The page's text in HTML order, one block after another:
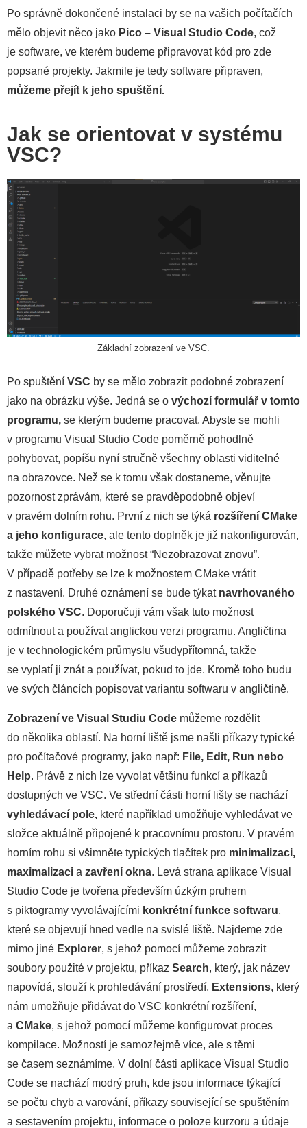
Po správně dokončené instalaci by se na vašich počítačích
mělo objevit něco jako Pico – Visual Studio Code, což
je software, ve kterém budeme připravovat kód pro zde
popsané projekty. Jakmile je tedy software připraven,
můžeme přejít k jeho spuštění.
Jak se orientovat v systému
VSC?
Základní zobrazení ve VSC.
Po spuštění VSC by se mělo zobrazit podobné zobrazení
jako na obrázku výše. Jedná se o výchozí formulář v tomto
programu, se kterým budeme pracovat. Abyste se mohli
v programu Visual Studio Code poměrně pohodlně
pohybovat, popíšu nyní stručně všechny oblasti viditelné
na obrazovce. Než se k tomu však dostaneme, věnujte
pozornost zprávám, které se pravděpodobně objeví
v pravém dolním rohu. První z nich se týká rozšíření CMake
a jeho konfigurace, ale tento doplněk je již nakonfigurován,
takže můžete vybrat možnost “Nezobrazovat znovu”.
V případě potřeby se lze k možnostem CMake vrátit
z nastavení. Druhé oznámení se bude týkat navrhovaného
polského VSC. Doporučuji vám však tuto možnost
odmítnout a používat anglickou verzi programu. Angličtina
je v technologickém průmyslu všudypřítomná, takže
se vyplatí ji znát a používat, pokud to jde. Kromě toho budu
ve svých článcích popisovat variantu softwaru v angličtině.
Zobrazení ve Visual Studiu Code můžeme rozdělit
do několika oblastí. Na horní liště jsme našli příkazy typické
pro počítačové programy, jako např: File, Edit, Run nebo
Help. Právě z nich lze vyvolat většinu funkcí a příkazů
dostupných ve VSC. Ve střední části horní lišty se nachází
vyhledávací pole, které například umožňuje vyhledávat ve
složce aktuálně připojené k pracovnímu prostoru. V pravém
horním rohu si všimněte typických tlačítek pro minimalizaci,
maximalizaci a zavření okna. Levá strana aplikace Visual
Studio Code je tvořena především úzkým pruhem
s piktogramy vyvolávajícími konkrétní funkce softwaru,
které se objevují hned vedle na svislé liště. Najdeme zde
mimo jiné Explorer, s jehož pomocí můžeme zobrazit
soubory použité v projektu, příkaz Search, který, jak název
napovídá, slouží k prohledávání prostředí, Extensions, který
nám umožňuje přidávat do VSC konkrétní rozšíření,
a CMake, s jehož pomocí můžeme konfigurovat proces
kompilace. Možností je samozřejmě více, ale s těmi
se časem seznámíme. V dolní části aplikace Visual Studio
Code se nachází modrý pruh, kde jsou informace týkající
se počtu chyb a varování, příkazy související se spuštěním
a sestavením projektu, informace o poloze kurzoru a údaje